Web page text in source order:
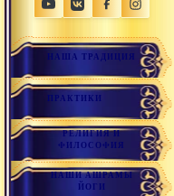
НАША ТРАДИЦИЯ
ПРАКТИКИ
РЕЛИГИЯ И
ФИЛОСОФИЯ
НАШИ АШРАМЫ
ЙОГИ